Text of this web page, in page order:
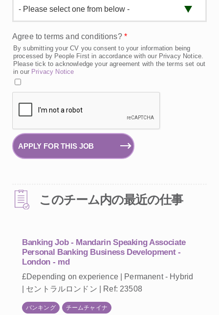
Agree to terms and conditions? *
By submitting your CV you consent to your information being
processed by People First in accordance with our Privacy Notice.
Please tick to acknowledge your agreement with the terms set out
in our Privacy Notice
APPLY FOR THIS JOB
このチーム内の最近の仕事
Banking Job - Mandarin Speaking Associate
Personal Banking Business Development -
London - md
£Depending on experience | Permanent - Hybrid
| セントラルロンドン | Ref: 23508
バンキング チームチャイナ